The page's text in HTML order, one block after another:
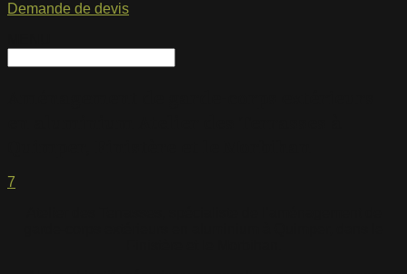
Demande de devis
7